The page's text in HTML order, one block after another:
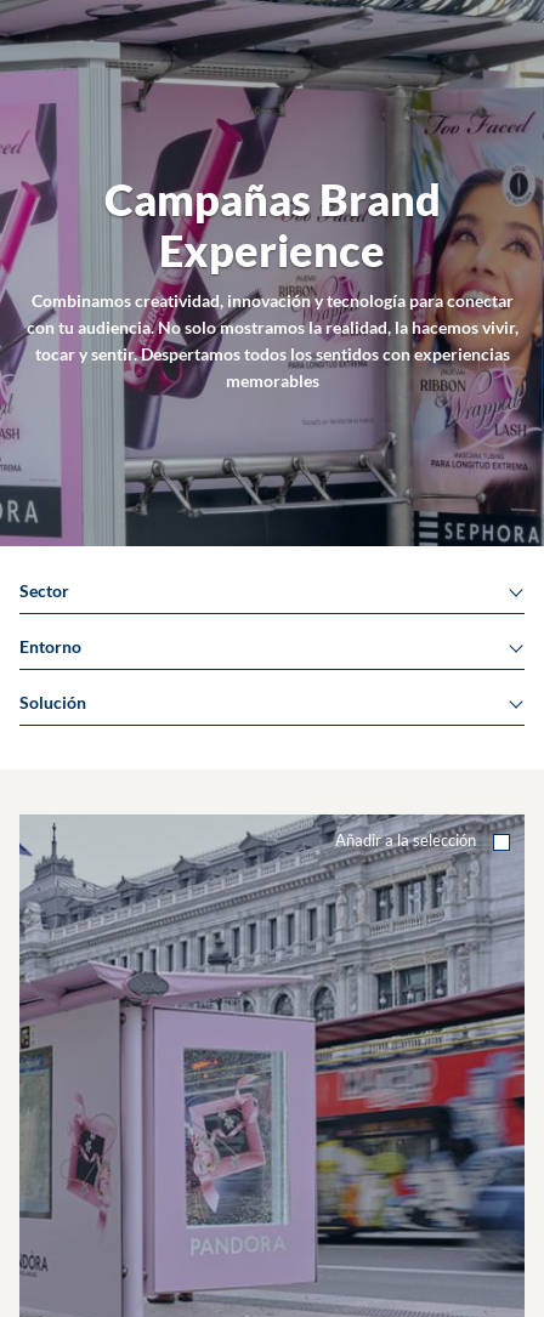
Campañas Brand
Experience
Combinamos creatividad, innovación y tecnología para conectar
con tu audiencia. No solo mostramos la realidad, la hacemos vivir,
tocar y sentir. Despertamos todos los sentidos con experiencias
memorables
Sector
Entorno
Solución
Añadir a la selección